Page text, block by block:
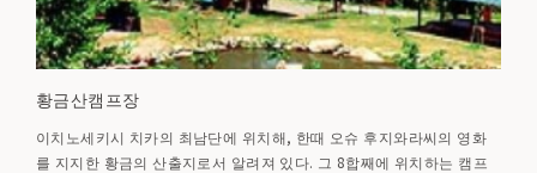
황금산캠프장
이치노세키시 치카의 최남단에 위치해, 한때 오슈 후지와라씨의 영화
를 지지한 황금의 산출지로서 알려져 있다. 그 8합째에 위치하는 캠프